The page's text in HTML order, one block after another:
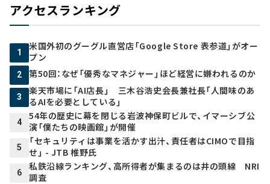
アクセスランキング
1
米国外初のグーグル直営店「Google Store 表参道」がオー
プン
2 第50回：なぜ「優秀なマネジャー」ほど経営に嫌われるのか
3
楽天市場に「AI店長」 三木谷浩史会長兼社長「人間味のあ
るAIを必要としている」
4
54年の歴史に幕を閉じる岩波神保町ビルで、イマーシブ公
演「僕たちの映画館」が開催
5
「セキュリティは事業を活かす出汁、責任者はCIMOで目指
せ」 - JTB 椎野氏
6
私鉄沿線ランキング、高所得者が集まるのは井の頭線 NRI
調査